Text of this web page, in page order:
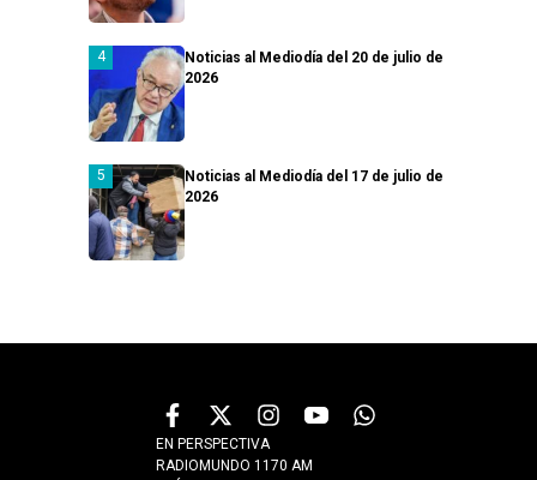
Noticias al Mediodía del 20 de julio de
2026
Noticias al Mediodía del 17 de julio de
2026
EN PERSPECTIVA
RADIOMUNDO 1170 AM